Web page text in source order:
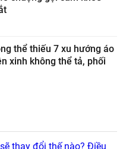
thể thiếu 7 xu hướng áo
xinh không thể tả, phối